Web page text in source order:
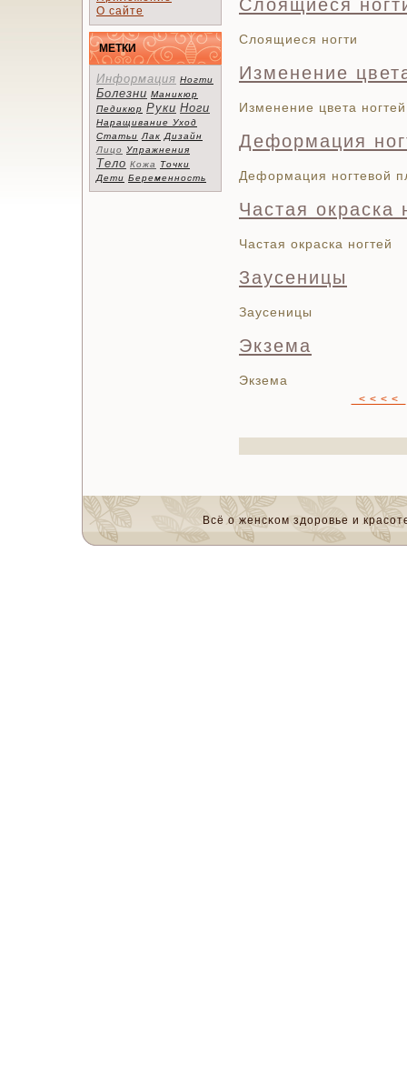
О сайте
МЕТКИ
Информация Ногти
Болезни Маникюр
Педикюр Руки Ноги
Наращивание Уход
Статьи Лак Дизайн
Лицо Упражнения
Тело Кожа
Точки
Дети Беременность
Слоящиеся
Слоящиеся ногти
Изменение
Изменение цвета ногтей
Деформация
Деформация ногтевой
Частая окраска
Частая окраска ногтей
Заусеницы
Заусеницы
Экзема
Экзема
< < < <
Всё о женсκом здоровье и